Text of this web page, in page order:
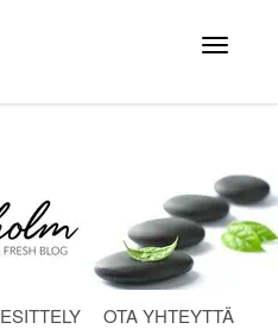
Avaa
valikko
ESITTELY OTA YHTEYTTÄ